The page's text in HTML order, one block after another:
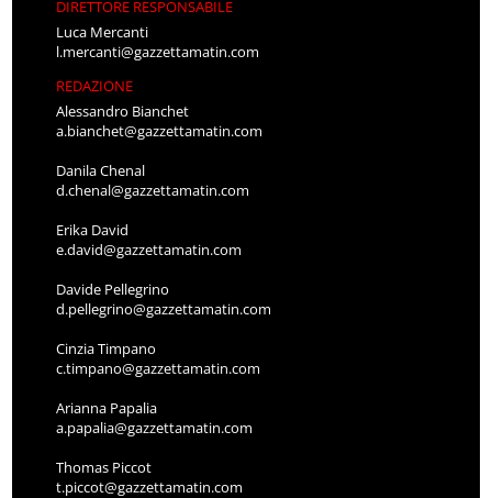
DIRETTORE RESPONSABILE
Luca Mercanti
l.mercanti@gazzettamatin.com
REDAZIONE
Alessandro Bianchet
a.bianchet@gazzettamatin.com
Danila Chenal
d.chenal@gazzettamatin.com
Erika David
e.david@gazzettamatin.com
Davide Pellegrino
d.pellegrino@gazzettamatin.com
Cinzia Timpano
c.timpano@gazzettamatin.com
Arianna Papalia
a.papalia@gazzettamatin.com
Thomas Piccot
t.piccot@gazzettamatin.com